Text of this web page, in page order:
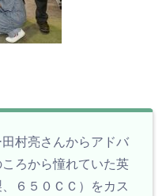
村亮さんからアドバ
ろから憧れていた英
６５０ＣＣ）をカス